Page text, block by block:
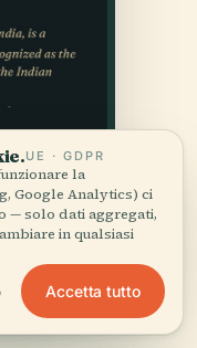
UE · GDPR
la
Google Analytics) ci
— solo dati aggregati,
in qualsiasi
Accetta tutto